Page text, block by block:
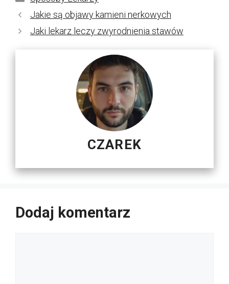
Jakie są objawy kamieni nerkowych
Jaki lekarz leczy zwyrodnienia stawów
CZAREK
Dodaj komentarz